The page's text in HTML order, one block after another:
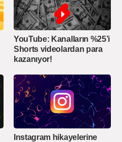
YouTube: Kanalların %25’i
Shorts videolardan para
kazanıyor!
Instagram hikayelerine